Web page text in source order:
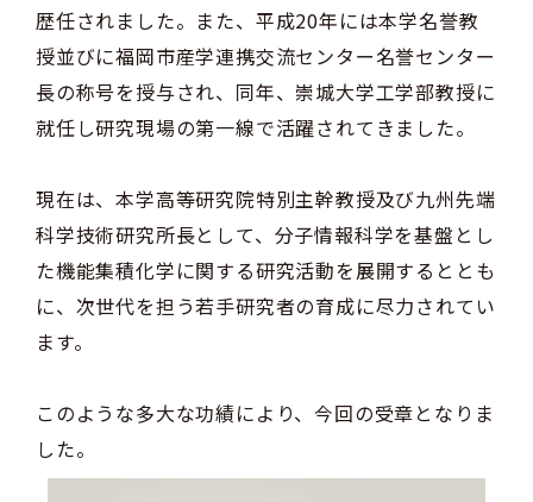
歴任されました。また、平成20年には本学名誉教
授並びに福岡市産学連携交流センター名誉センター
長の称号を授与され、同年、崇城大学工学部教授に
就任し研究現場の第一線で活躍されてきました。
現在は、本学高等研究院特別主幹教授及び九州先端
科学技術研究所長として、分子情報科学を基盤とし
た機能集積化学に関する研究活動を展開するととも
に、次世代を担う若手研究者の育成に尽力されてい
ます。
このような多大な功績により、今回の受章となりま
した。